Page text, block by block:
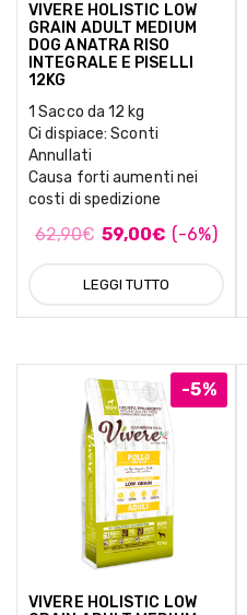
VIVERE HOLISTIC LOW
GRAIN ADULT MEDIUM
DOG ANATRA RISO
INTEGRALE E PISELLI
12KG
1 Sacco da 12 kg
Ci dispiace: Sconti
Annullati
Causa forti aumenti nei
costi di spedizione
62,90€ 59,00€ (-6%)
LEGGI TUTTO
-5%
VIVERE HOLISTIC LOW